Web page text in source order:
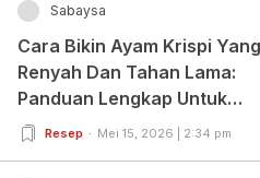
Sabaysa
Cara Bikin Ayam Krispi Yang
Renyah Dan Tahan Lama:
Panduan Lengkap Untuk
Pemula Dan Profesional
Resep Mei 15, 2026 | 2:34 pm